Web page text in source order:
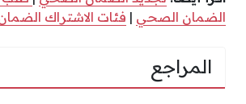
الضمان الصحي | فئات الاشتراك
المراجع